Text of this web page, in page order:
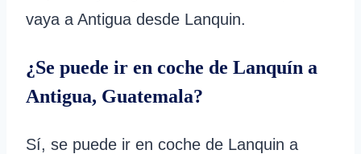
vaya a Antigua desde Lanquin.
¿Se puede ir en coche de Lanquín a
Antigua, Guatemala?
Sí, se puede ir en coche de Lanquin a